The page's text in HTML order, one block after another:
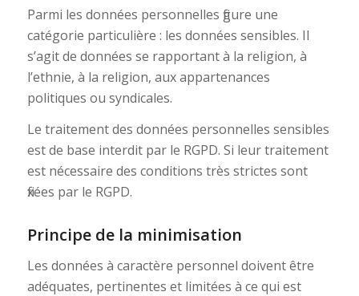
Parmi les données personnelles figure une
catégorie particulière : les données sensibles. Il
s’agit de données se rapportant à la religion, à
l’ethnie, à la religion, aux appartenances
politiques ou syndicales.
Le traitement des données personnelles sensibles
est de base interdit par le RGPD. Si leur traitement
est nécessaire des conditions très strictes sont
fixées par le RGPD.
Principe de la minimisation
Les données à caractère personnel doivent être
adéquates, pertinentes et limitées à ce qui est